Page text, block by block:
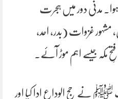
مدنی دور میں ہجرت
مشہور غزوات (بدر، احد،
مکہ جیسے اہم موڑ آئے۔
نے حج الوداع ادا کیا اور